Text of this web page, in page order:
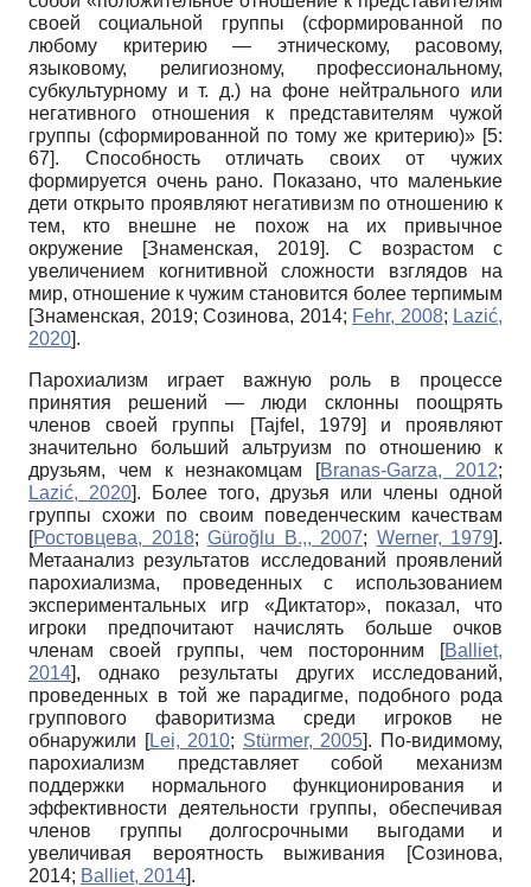
своей социальной группы (сформированной по
любому критерию — этническому, расовому,
языковому, религиозному, профессиональному,
субкультурному и т. д.) на фоне нейтрального или
негативного отношения к представителям чужой
группы (сформированной по тому же критерию)» [5:
67]. Способность отличать своих от чужих
формируется очень рано. Показано, что маленькие
дети открыто проявляют негативизм по отношению к
тем, кто внешне не похож на их привычное
окружение
[Знаменская, 2019]. С возрастом с
увеличением когнитивной сложности взглядов на
мир, отношение к чужим становится более терпимым
[Знаменская, 2019; Созинова, 2014; Fehr, 2008; Lazić,
2020].
Парохиализм играет важную роль в процессе
принятия решений — люди склонны поощрять
членов своей группы
[Tajfel, 1979] и проявляют
значительно больший альтруизм по отношению к
друзьям, чем к незнакомцам
[Branas-Garza, 2012;
Lazić, 2020]. Более того, друзья или члены одной
группы схожи по своим поведенческим качествам
[Ростовцева, 2018; Güroğlu B.,, 2007; Werner, 1979].
Метаанализ результатов исследований проявлений
парохиализма, проведенных с использованием
экспериментальных игр «Диктатор», показал, что
игроки предпочитают начислять больше очков
членам своей группы, чем посторонним
[Balliet,
2014], однако результаты других исследований,
проведенных в той же парадигме, подобного рода
группового фаворитизма среди игроков не
обнаружили [Lei, 2010; Stürmer, 2005]. По-видимому,
парохиализм представляет собой механизм
поддержки нормального функционирования и
эффективности деятельности группы, обеспечивая
членов группы долгосрочными выгодами и
увеличивая вероятность выживания
[Созинова,
2014; Balliet, 2014].